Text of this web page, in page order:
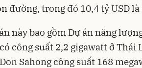
đường, trong đó 10,4 tỷ USD
này bao gồm Dự án năng
công suất 2,2 gigawatt ở Thái
Sahong công suất 168